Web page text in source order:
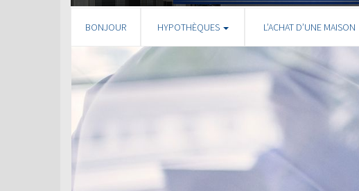
BONJOUR HYPOTHÈQUES L’ACHAT D’UNE MAISON